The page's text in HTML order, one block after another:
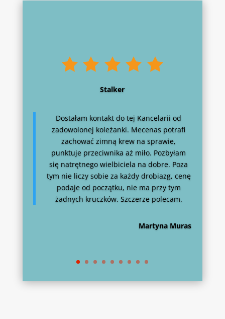
Stalker
Dostałam kontakt do tej Kancelarii od
zadowolonej koleżanki. Mecenas potrafi
zachować zimną krew na sprawie,
punktuje przeciwnika aż miło. Pozbyłam
się natrętnego wielbiciela na dobre. Poza
tym nie liczy sobie za każdy drobiazg, cenę
podaje od początku, nie ma przy tym
żadnych kruczków. Szczerze polecam.
Martyna Muras